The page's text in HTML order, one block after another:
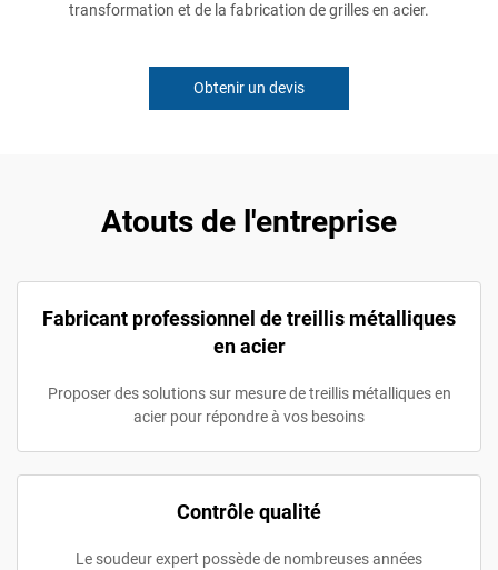
transformation et de la fabrication de grilles en acier.
Obtenir un devis
Atouts de l'entreprise
Fabricant professionnel de treillis métalliques
en acier
Proposer des solutions sur mesure de treillis métalliques en
acier pour répondre à vos besoins
Contrôle qualité
Le soudeur expert possède de nombreuses années